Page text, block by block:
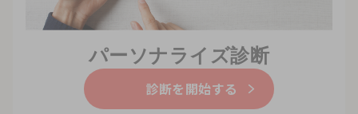
パーソナライズ診断
診断を開始する